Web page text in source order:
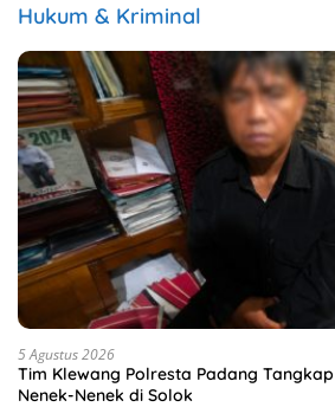
Hukum & Kriminal
5 Agustus 2026
Tim Klewang Polresta Padang
Nenek-Nenek di Solok